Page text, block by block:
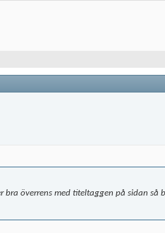
bra överrens med titeltaggen på sidan så